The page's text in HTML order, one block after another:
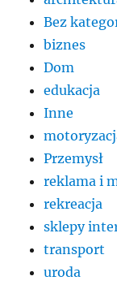
Bez
biznes
Dom
edukacja
Inne
Przemysł
reklama i
rekreacja
sklepy
transport
uroda